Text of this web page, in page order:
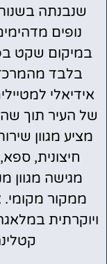
נופים
במיקום שקט
בלבד מהמרכז
אידיאלי
של העיר תוך
מציע מגוון
חיצונית,
מגישה מגוון
ממקור מקומי.
ויוקרתית